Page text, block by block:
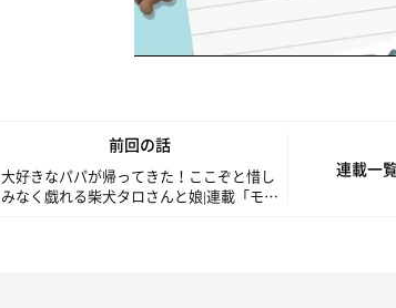
前回の話
大好きなパパが帰ってきた！ここぞと惜し
みなく戯れる柴犬タロさんと娘|連載「モフ
連載一